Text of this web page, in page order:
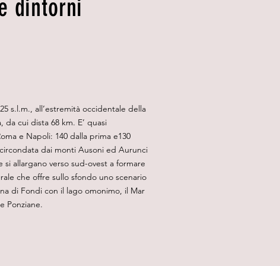
dintorni
s.l.m., all’estremità occidentale della
da cui dista 68 km. E’ quasi
e Napoli: 140 dalla prima e130
dai monti Ausoni ed Aurunci
allargano verso sud-ovest a formare
che offre sullo sfondo uno scenario
di Fondi con il lago omonimo, il Mar
Ponziane.